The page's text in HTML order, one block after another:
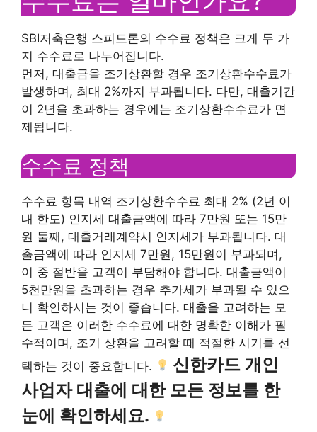
SBI저축은행 스피드론의 수수료 정책은 크게 두 가
지 수수료로 나누어집니다.
먼저, 대출금을 조기상환할 경우 조기상환수수료가
발생하며, 최대 2%까지 부과됩니다. 다만, 대출기간
이 2년을 초과하는 경우에는 조기상환수수료가 면
제됩니다.
수수료 정책
수수료 항목 내역 조기상환수수료 최대 2% (2년 이
내 한도) 인지세 대출금액에 따라 7만원 또는 15만
원 둘째, 대출거래계약시 인지세가 부과됩니다. 대
출금액에 따라 인지세 7만원, 15만원이 부과되며,
이 중 절반을 고객이 부담해야 합니다. 대출금액이
5천만원을 초과하는 경우 추가세가 부과될 수 있으
니 확인하시는 것이 좋습니다. 대출을 고려하는 모
든 고객은 이러한 수수료에 대한 명확한 이해가 필
수적이며, 조기 상환을 고려할 때 적절한 시기를 선
택하는 것이 중요합니다.
신한카드 개인
사업자 대출에 대한 모든 정보를 한
눈에 확인하세요.